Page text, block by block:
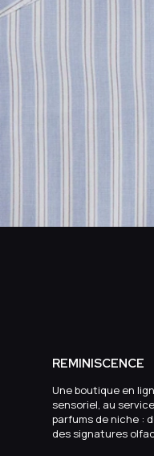
REMINISCENCE
Une boutique en
sensoriel, au
parfums de niche :
des signatures